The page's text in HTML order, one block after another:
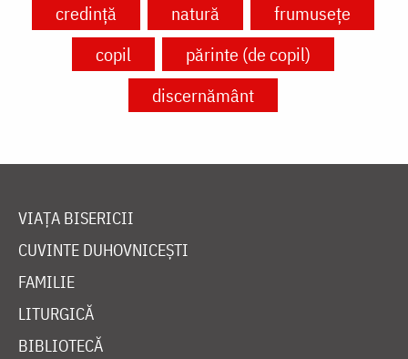
credință
natură
frumusețe
copil
părinte (de copil)
discernământ
VIAȚA BISERICII
CUVINTE DUHOVNICEȘTI
FAMILIE
LITURGICĂ
BIBLIOTECĂ